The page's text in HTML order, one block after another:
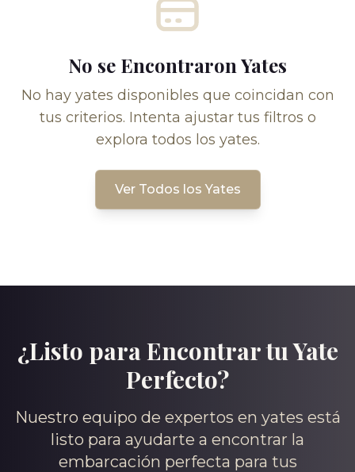
No se Encontraron Yates
No hay yates disponibles que coincidan con
tus criterios. Intenta ajustar tus filtros o
explora todos los yates.
Ver Todos los Yates
¿Listo para Encontrar tu Yate
Perfecto?
Nuestro equipo de expertos en yates está
listo para ayudarte a encontrar la
embarcación perfecta para tus